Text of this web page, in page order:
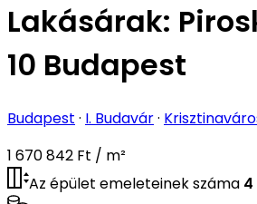
Lakásárak:
10 Budapest
Budapest · I. Budavár·
1 670 842 Ft / m²
Az épület emeleteinek száma 4